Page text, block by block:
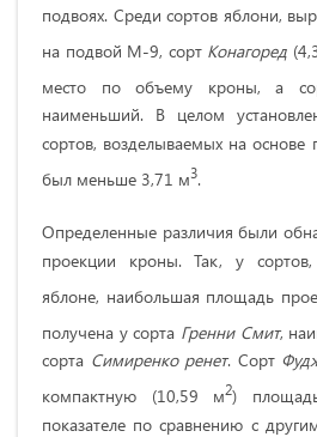
подвоях. Среди сортов яблони,
на подвой М-9, сорт Конагоред
место по объему кроны, а
наименьший. В целом
сортов, возделываемых на
был меньше 3,71 м3.
Определенные различия были
проекции кроны. Так, у
яблоне, наибольшая площадь
получена у сорта Гренни Смит,
сорта Симиренко ренет. Сорт
компактную (10,59 м2)
показателе по сравнению с